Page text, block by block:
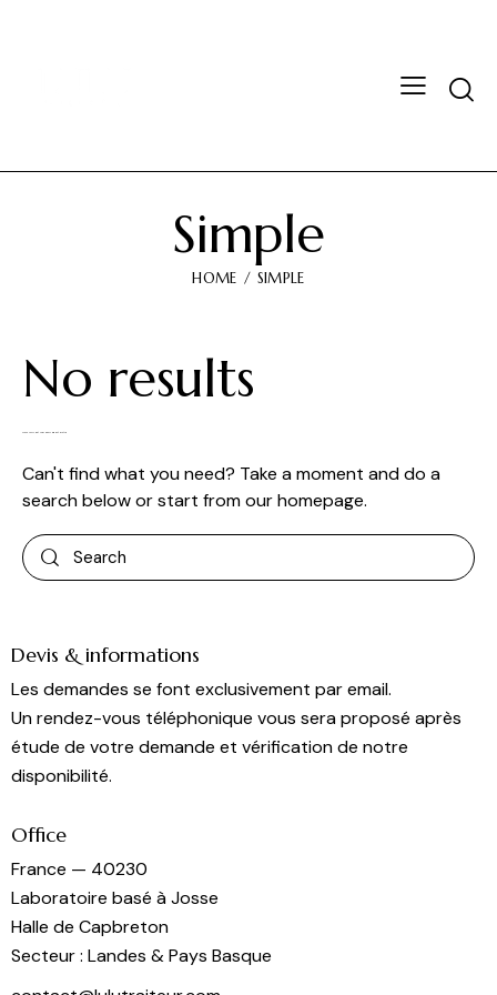
Simple
HOME SIMPLE
No results
We're sorry, but your query did not match
Can't find what you need? Take a moment and do a
search below or start fromour homepage.
Devis & informations
Les demandes se font exclusivement par email.
Un rendez-vous téléphonique vous sera proposé après
étude de votre demande et vérification de notre
disponibilité.
Office
France — 40230
Laboratoire basé à Josse
Halle de Capbreton
Secteur : Landes & Pays Basque